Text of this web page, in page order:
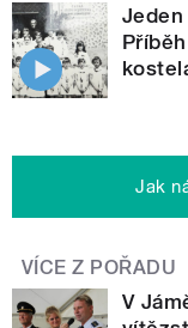
Jak
VÍCE Z POŘADU
V